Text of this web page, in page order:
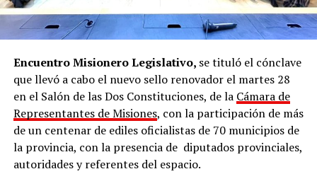
Encuentro Misionero Legislativo, se tituló el cónclave
que llevó a cabo el nuevo sello renovador el martes 28
en el Salón de las Dos Constituciones, de la Cámara de
Representantes de Misiones, con la participación de más
de un centenar de ediles oficialistas de 70 municipios de
la provincia, con la presencia de diputados provinciales,
autoridades y referentes del espacio.